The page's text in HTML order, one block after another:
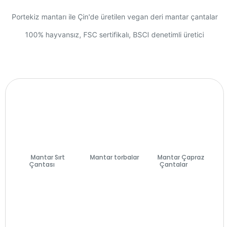
Portekiz mantarı ile Çin'de üretilen vegan deri mantar çantalar
100% hayvansız, FSC sertifikalı, BSCI denetimli üretici
Mantar Sırt
Çantası
Mantar torbalar
Mantar Çapraz
Çantalar